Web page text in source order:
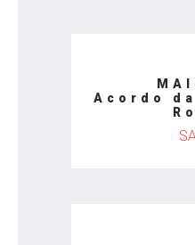
Acordo